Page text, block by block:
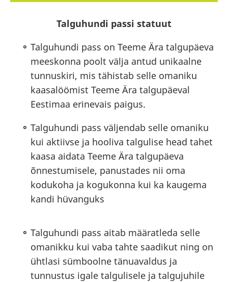
Talguhundi passi statuut
Talguhundi pass on Teeme Ära talgupäeva
meeskonna poolt välja antud unikaalne
tunnuskiri, mis tähistab selle omaniku
kaasalöömist Teeme Ära talgupäeval
Eestimaa erinevais paigus.
Talguhundi pass väljendab selle omaniku
kui aktiivse ja hooliva talgulise head tahet
kaasa aidata Teeme Ära talgupäeva
õnnestumisele, panustades nii oma
kodukoha ja kogukonna kui ka kaugema
kandi hüvanguks
Talguhundi pass aitab määratleda selle
omanikku kui vaba tahte saadikut ning on
ühtlasi sümboolne tänuavaldus ja
tunnustus igale talgulisele ja talgujuhile